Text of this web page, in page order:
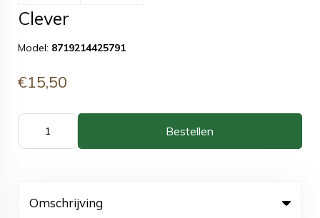
Clever
Model: 8719214425791
€15,50
Bestellen
Omschrijving